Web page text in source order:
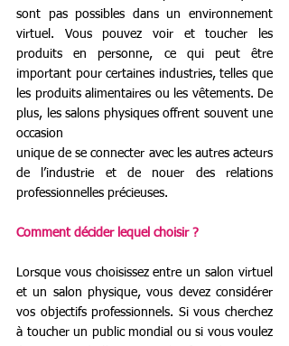
sont pas possibles dans un environnement
virtuel. Vous pouvez voir et toucher les
produits en personne, ce qui peut être
important pour certaines industries, telles que
les produits alimentaires ou les vêtements. De
plus, les salons physiques offrent souvent une
occasion
unique de se connecter avec les autres acteurs
de l’industrie et de nouer des relations
professionnelles précieuses.
Comment décider lequel choisir ?
Lorsque vous choisissez entre un salon virtuel
et un salon physique, vous devez considérer
vos objectifs professionnels. Si vous cherchez
à toucher un public mondial ou si vous voulez